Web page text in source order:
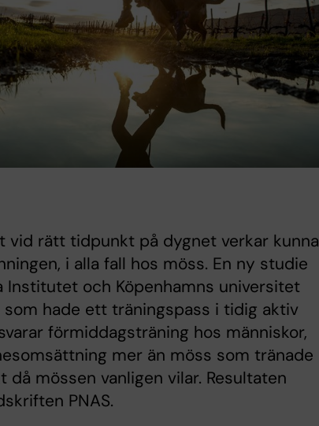
vid rätt tidpunkt på dygnet verkar kunna
i alla fall hos möss. En ny studie
Institutet och Köpenhamns universitet
hade ett träningspass i tidig aktiv
förmiddagsträning hos människor,
mer än möss som tränade
då mössen vanligen vilar. Resultaten
PNAS.